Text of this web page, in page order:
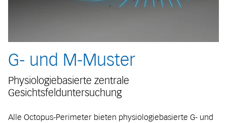
G- und M-Muster
Physiologiebasierte zentrale
Gesichtsfelduntersuchung
Alle Octopus-Perimeter bieten physiologiebasierte G- und